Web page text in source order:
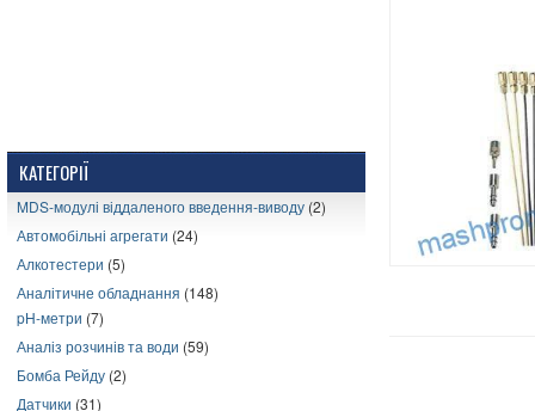
КАТЕГОРІЇ
MDS-модулі віддаленого введення-виводу (2)
Автомобільні агрегати (24)
Алкотестери (5)
Аналітичне обладнання (148)
pH-метри (7)
Аналіз розчинів та води (59)
Бомба Рейду (2)
Датчики (31)